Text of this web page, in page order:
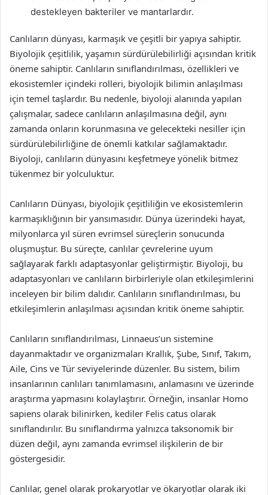
destekleyen bakteriler ve mantarlardır.
Canlıların dünyası, karmaşık ve çeşitli bir yapıya sahiptir.
Biyolojik çeşitlilik, yaşamın sürdürülebilirliği açısından kritik
öneme sahiptir. Canlıların sınıflandırılması, özellikleri ve
ekosistemler içindeki rolleri, biyolojik bilimin anlaşılması
için temel taşlardır. Bu nedenle, biyoloji alanında yapılan
çalışmalar, sadece canlıların anlaşılmasına değil, aynı
zamanda onların korunmasına ve gelecekteki nesiller için
sürdürülebilirliğine de önemli katkılar sağlamaktadır.
Biyoloji, canlıların dünyasını keşfetmeye yönelik bitmez
tükenmez bir yolculuktur.
Canlıların Dünyası, biyolojik çeşitliliğin ve ekosistemlerin
karmaşıklığının bir yansımasıdır. Dünya üzerindeki hayat,
milyonlarca yıl süren evrimsel süreçlerin sonucunda
oluşmuştur. Bu süreçte, canlılar çevrelerine uyum
sağlayarak farklı adaptasyonlar geliştirmiştir. Biyoloji, bu
adaptasyonları ve canlıların birbirleriyle olan etkileşimlerini
inceleyen bir bilim dalıdır. Canlıların sınıflandırılması, bu
etkileşimlerin anlaşılması açısından kritik öneme sahiptir.
Canlıların sınıflandırılması, Linnaeus’un sistemine
dayanmaktadır ve organizmaları Krallık, Şube, Sınıf, Takım,
Aile, Cins ve Tür seviyelerinde düzenler. Bu sistem, bilim
insanlarının canlıları tanımlamasını, anlamasını ve üzerinde
araştırma yapmasını kolaylaştırır. Örneğin, insanlar Homo
sapiens olarak bilinirken, kediler Felis catus olarak
sınıflandırılır. Bu sınıflandırma yalnızca taksonomik bir
düzen değil, aynı zamanda evrimsel ilişkilerin de bir
göstergesidir.
Canlılar, genel olarak prokaryotlar ve ökaryotlar olarak iki